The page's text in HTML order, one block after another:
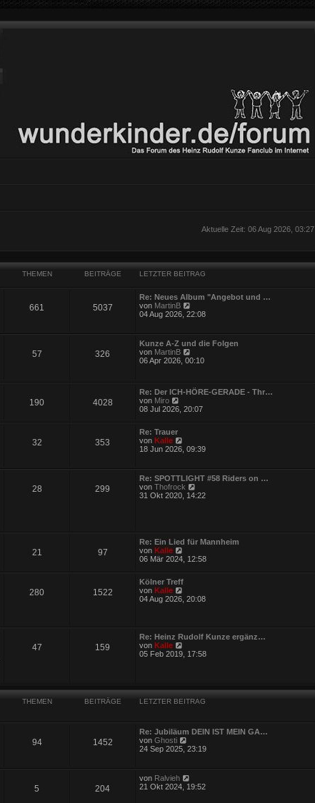
Aktuelle Zeit: 06 Aug 2026, 03:27
THEMEN BEITRÄGE LETZTER BEITRAG
661 5037
Re: Neues Album "Angebot und …
von MartinB
e
s
t
e
r
e
i
r
g
04 Aug 2026, 22:08
57 326
Kunze A-Z und die Folgen
von MartinB
e
s
t
r
t
r
g
06 Apr 2026, 00:10
190 4028
Re: Der ICH-HÖRE-GERADE - Thr…
von Miro
e
e
t
e
B
e
i
t
08 Jul 2026, 20:07
32 353
Re: Trauer
vonKalle
e
s
t
e
r
t
r
g
18 Jun 2026, 09:39
28 299
Re: SPOTTLIGHT #58 Riders on …
vonThofrock
e
e
r
B
e
i
a
31 Okt 2020, 14:22
21 97
Re: Ein Lied für Mannheim
vonKalle
e
s
e
e
i
a
06 Mär 2024, 12:58
280 1522
Kölner Treff
vonKalle
e
e
B
t
r
a
04 Aug 2026, 20:08
47 159
Re: Heinz Rudolf Kunze ergänz…
vonKalle
t
r
e
i
t
a
05 Feb 2019, 17:58
THEMEN BEITRÄGE LETZTER BEITRAG
94 1452
Re: Jubiläum DEIN IST MEIN GA…
vonGhosti
e
s
t
e
24 Sep 2025, 23:19
5 204
von Ralvieh
e
21 Okt 2024, 19:52